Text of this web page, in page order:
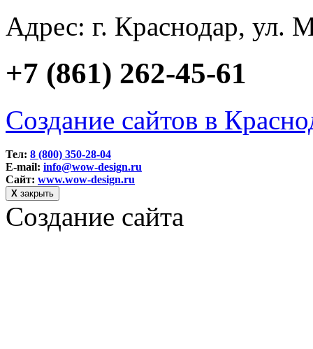
Адрес: г. Краснодар, ул.
+7 (861) 262-45-61
Создание сайтов в
Тел: 8 (800) 350-28-04
E-mail: info@wow-design.ru
Сайт: www.wow-design.ru
Х закрыть
Создание сайта